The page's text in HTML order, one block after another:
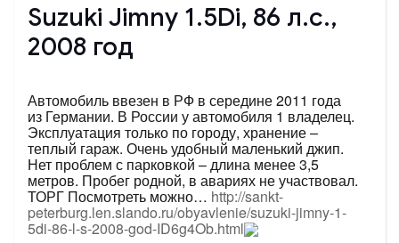
Suzuki Jimny 1.5Di, 86 л.с.,
2008 год
Автомобиль ввезен в РФ в середине 2011 года
из Германии. В России у автомобиля 1 владелец.
Эксплуатация только по городу, хранение –
теплый гараж. Очень удобный маленький джип.
Нет проблем с парковкой – длина менее 3,5
метров. Пробег родной, в авариях не участвовал.
ТОРГ Посмотреть можно… http://sankt-
peterburg.len.slando.ru/obyavlenie/suzuki-jimny-1-
5di-86-l-s-2008-god-ID6g4Ob.html